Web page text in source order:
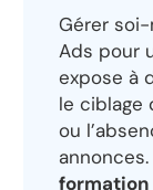
Gérer
Ads pour
expose à
le ciblage
ou
annonces.
formation